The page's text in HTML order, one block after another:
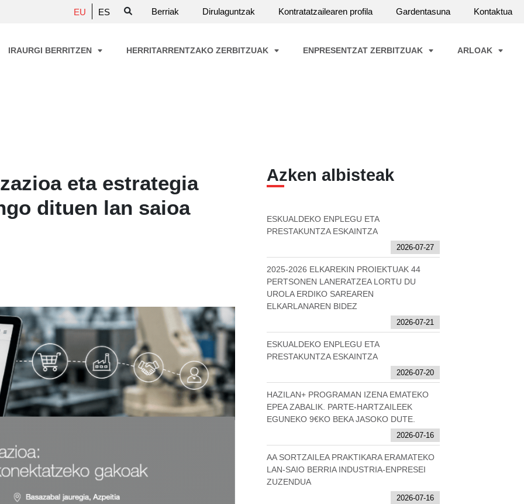
EU ES Berriak Dirulaguntzak Kontratatzailearen profila Gardentasuna Kontaktua
IRAURGI BERRITZEN HERRITARRENTZAKO ZERBITZUAK ENPRESENTZAT ZERBITZUAK ARLOAK
eta estrategia
dituen lan saioa
Azken albisteak
ESKUALDEKO ENPLEGU ETA
PRESTAKUNTZA ESKAINTZA
2026-07-27
2025-2026 ELKAREKIN PROIEKTUAK 44
PERTSONEN LANERATZEA LORTU DU
UROLA ERDIKO SAREAREN
ELKARLANAREN BIDEZ
2026-07-21
ESKUALDEKO ENPLEGU ETA
PRESTAKUNTZA ESKAINTZA
2026-07-20
HAZILAN+ PROGRAMAN IZENA EMATEKO
EPEA ZABALIK. PARTE-HARTZAILEEK
EGUNEKO 9€KO BEKA JASOKO DUTE.
2026-07-16
AA SORTZAILEA PRAKTIKARA ERAMATEKO
LAN-SAIO BERRIA INDUSTRIA-ENPRESEI
ZUZENDUA
2026-07-16